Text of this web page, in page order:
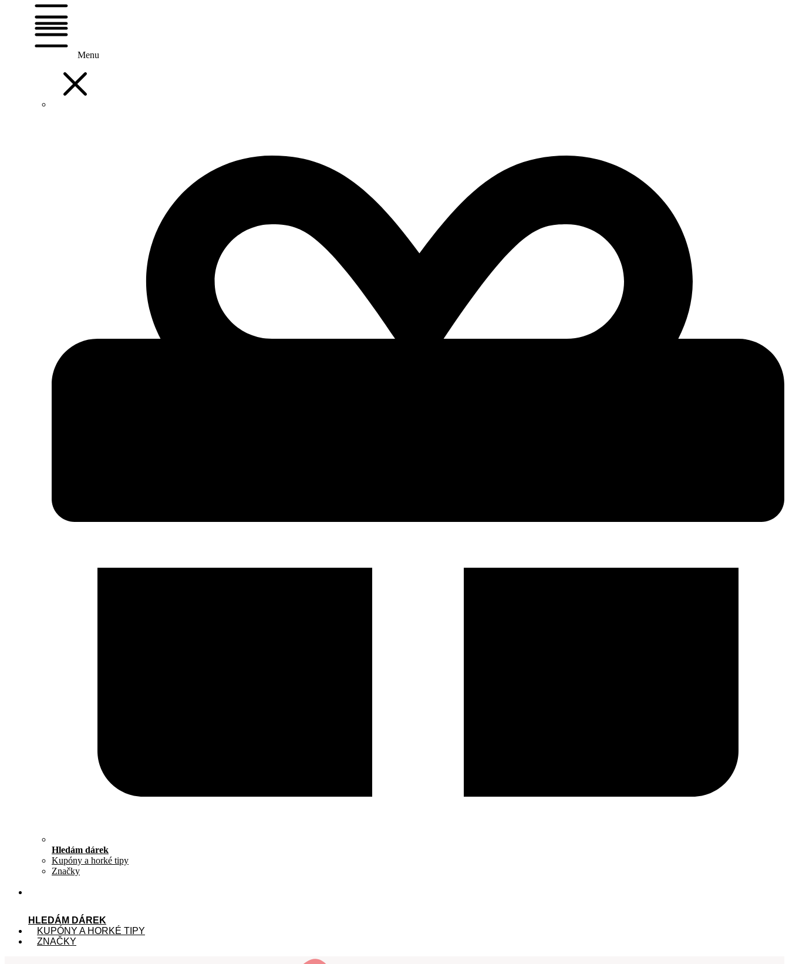
Menu
Hledám dárek
Kupóny a horké tipy
Značky
HLEDÁM DÁREK
KUPÓNY A HORKÉ TIPY
ZNAČKY